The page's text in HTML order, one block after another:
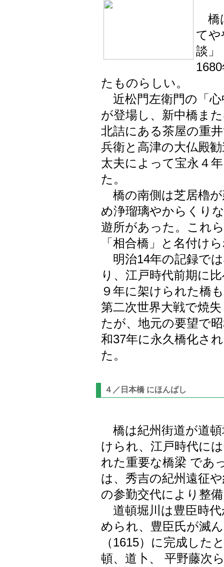
橋
てや
談」
たものらしい。
近松門左衛門の「
が登場し、新中橋ま
北詰にある茶屋の重
兵衛と高津の大仏殿
太夫によって宝永４
た。
橋の南側は芝居櫓
め浄瑠璃やからくり
遊所があった。これ
「相合橋」と名付け
明治14年の記録で
り、江戸時代前期に
９年に架けられた橋
第二次世界大戦で焼
たが、地元の要望で
和37年に永久橋化さ
た。
４／日本橋 にほんばし
橋は紀州街道が道
けられ、江戸時代に
れた重要な橋梁 であ
は、秀吉の紀州遠征
の参勤交代により整
道頓堀川は豊臣時
められ、豊臣氏が滅
（1615）に完成した
頓、道卜、 平野藤次